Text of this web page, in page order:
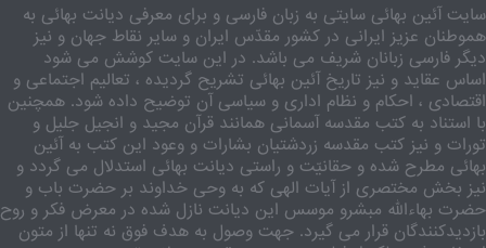
سایت آئین بهائی سایتی به زبان فارسی و برای معرفی دیانت بهائی به
هموطنان عزیز ایرانی در کشور مقدّس ایران و سایر نقاط جهان و نیز
دیگر فارسی زبانان شریف می باشد. در این سایت کوشش می شود
اساس عقاید و نیز تاریخ آئین بهائی تشریح گردیده ، تعالیم اجتماعی و
اقتصادی ، احکام و نظام اداری و سیاسی آن توضیح داده شود. همچنین
با استناد به کتب مقدسه آسمانی همانند قرآن مجید و انجیل جلیل و
تورات و نیز کتب مقدسه زردشتیان بشارات و وعود این کتب به آئین
بهائی مطرح شده و حقانیّت و راستی دیانت بهائی استدلال می گردد و
نیز بخش مختصری از آیات الهی که به وحی خداوند بر حضرت باب و
حضرت بهاءالله مبشرو موسس این دیانت نازل شده در معرض فکر و روح
بازدیدکنندگان قرار می گیرد. جهت وصول به هدف فوق نه تنها از متون